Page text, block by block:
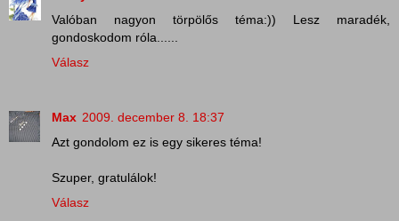
Valóban nagyon törpölős téma:)) Lesz maradék,
gondoskodom róla......
Válasz
Max 2009. december 8. 18:37
Azt gondolom ez is egy sikeres téma!
Szuper, gratulálok!
Válasz